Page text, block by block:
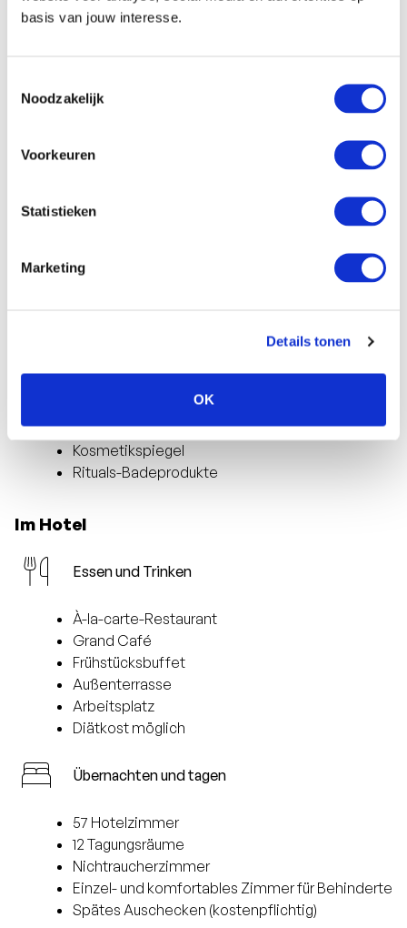
basis van jouw interesse.
Noodzakelijk
Voorkeuren
Statistieken
Marketing
Details tonen
OK
Sitzecke
Safe
Kaffee-/Teekocher
Radio über den Fernseher
Bad mit Dusche im Bad oder nur Dusche
Föhn
Kosmetikspiegel
Rituals-Badeprodukte
Im Hotel
Essen und Trinken
À-la-carte-Restaurant
Grand Café
Frühstücksbuffet
Außenterrasse
Arbeitsplatz
Diätkost möglich
Übernachten und tagen
57 Hotelzimmer
12 Tagungsräume
Nichtraucherzimmer
Einzel- und komfortables Zimmer für Behinderte
Spätes Auschecken (kostenpflichtig)